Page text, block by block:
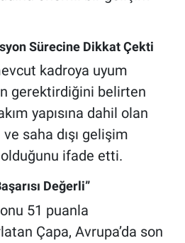
Sürecine Dikkat Çekti
kadroya uyum
gerektirdiğini belirten
yapısına dahil olan
saha dışı gelişim
ifade etti.
Değerli”
51 puanla
Çapa, Avrupa’da son